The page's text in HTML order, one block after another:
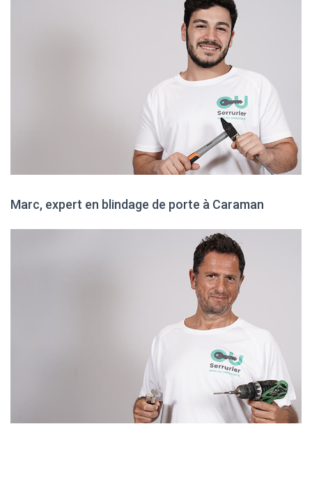
Marc, expert en blindage de porte à Caraman